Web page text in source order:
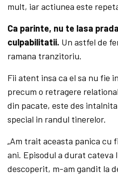
mult, iar actiunea este
Ca parinte, nu te lasa
culpabilitatii. Un astfel de
ramana tranzitoriu.
Fii atent insa ca el sa nu fie
precum o retragere
din pacate, este des
special in randul tinerelor.
„Am trait aceasta panica cu
ani. Episodul a durat cateva
descoperit, m-am gandit la